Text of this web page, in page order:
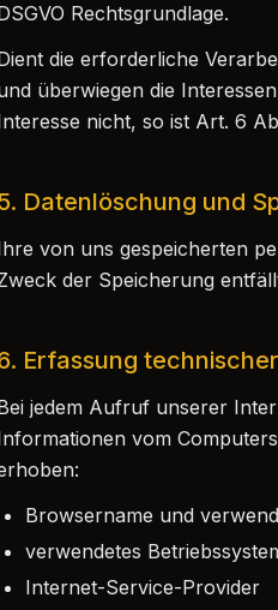
Rechtsgrundlage.
die erforderliche
überwiegen die
nicht, so ist Art. 6
Datenlöschung und
von uns gespeicherten
der Speicherung
Erfassung
jedem Aufruf unserer
vom
Browsername und
verwendetes
Internet-Service-Provider